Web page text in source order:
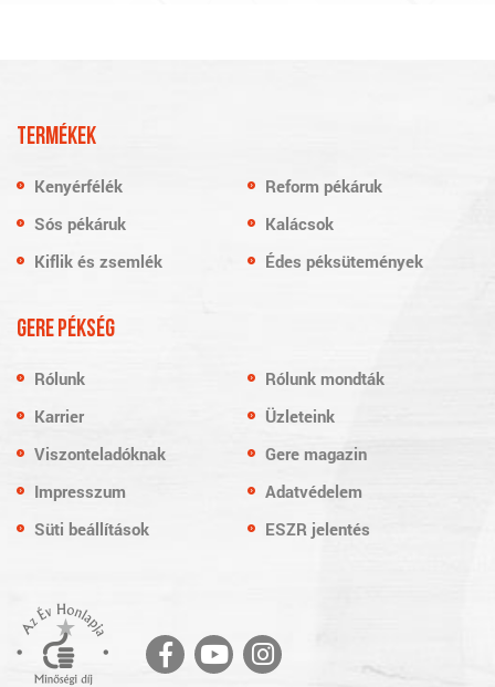
TERMÉKEK
Kenyérfélék
Reform pékáruk
Sós pékáruk
Kalácsok
Kiflik és zsemlék
Édes péksütemények
GERE PÉKSÉG
Rólunk
Rólunk mondták
Karrier
Üzleteink
Viszonteladóknak
Gere magazin
Impresszum
Adatvédelem
Süti beállítások
ESZR jelentés